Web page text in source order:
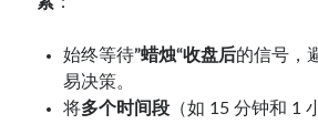
始终等待”蜡烛“收盘后的信号，
易决策。
将多个时间段 （如 15 分钟和 1